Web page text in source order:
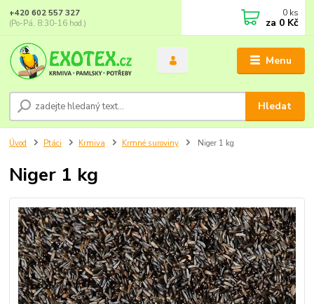
Menu
Hledat
+420 602 557 327
(Po-Pá, 8:30-16 hod.)
0 ks
za 0 Kč
Úvod Ptáci Krmiva Krmné suroviny Niger 1 kg
Niger 1 kg